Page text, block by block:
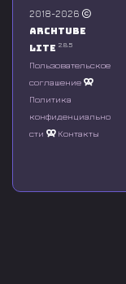
o
f
0
s
o
n
d
2018-2026
Archtube
Lite 2.8.5
Пользовательское
соглашение
Политика
конфиденциально
сти
Контакты